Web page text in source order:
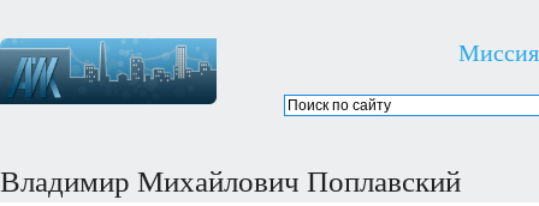
Миссия
Владимир Михайлович Поплавский